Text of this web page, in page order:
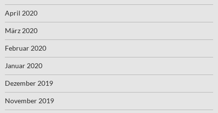
April 2020
März 2020
Februar 2020
Januar 2020
Dezember 2019
November 2019